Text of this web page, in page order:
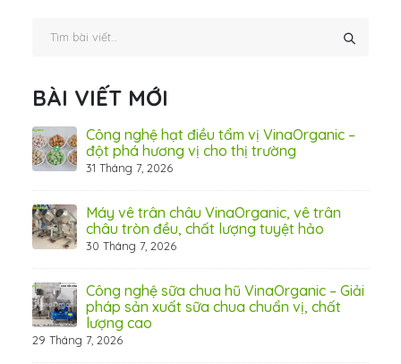
BÀI VIẾT MỚI
Công nghệ hạt điều tẩm vị VinaOrganic –
đột phá hương vị cho thị trường
31 Tháng 7, 2026
Máy vê trân châu VinaOrganic, vê trân
châu tròn đều, chất lượng tuyệt hảo
30 Tháng 7, 2026
Công nghệ sữa chua hũ VinaOrganic – Giải
pháp sản xuất sữa chua chuẩn vị, chất
lượng cao
29 Tháng 7, 2026